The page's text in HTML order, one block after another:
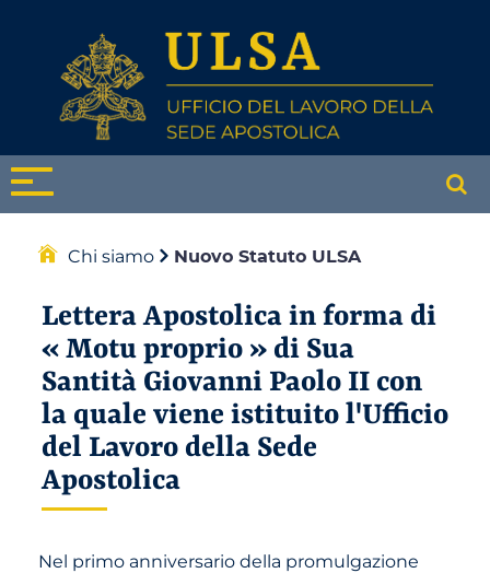
Chi siamo Nuovo Statuto ULSA
Lettera Apostolica in forma di
« Motu proprio » di Sua
Santità Giovanni Paolo II con
la quale viene istituito l'Ufficio
del Lavoro della Sede
Apostolica
Nel primo anniversario della promulgazione